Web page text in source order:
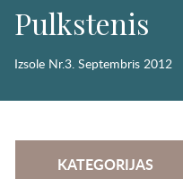
Pulkstenis
Izsole Nr.3. Septembris 2012
KATEGORIJAS